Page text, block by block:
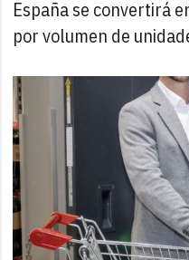
España se convertirá
por volumen de